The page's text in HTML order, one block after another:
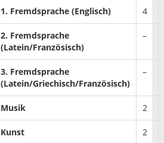
1. Fremdsprache (Englisch) 4
2. Fremdsprache
(Latein/Französisch)
–
3. Fremdsprache
(Latein/Griechisch/Französisch)
–
Musik 2
Kunst 2